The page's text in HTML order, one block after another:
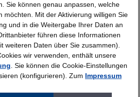
Details
Sie können genau anpassen, welche
möchten. Mit der Aktivierung willigen Sie
und in die Weitergabe Ihrer Daten an
führen diese Informationen
weiteren Daten über Sie zusammen).
wir verwenden, enthält unsere
. Sie können die Cookie-Einstellungen
(konfigurieren). Zum Impressum